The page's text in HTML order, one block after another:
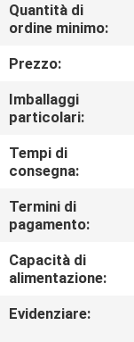
CONTROLLO
DI
QUALITÀ
MAPPA
DEL
SITO
PRIVACY
Quantità di
ordine minimo:
Prezzo:
Imballaggi
particolari:
Tempi di
consegna:
Termini di
pagamento:
Capacità di
alimentazione:
Evidenziare: